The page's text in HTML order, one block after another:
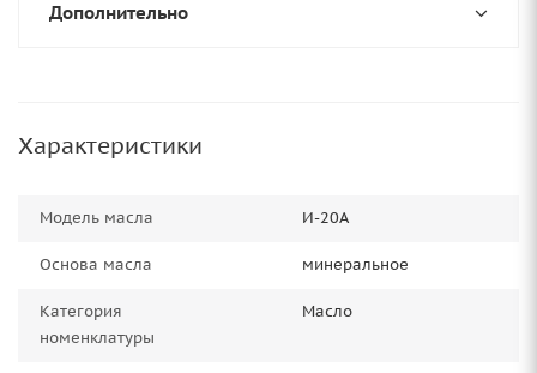
Дополнительно
Характеристики
Модель масла И-20А
Основа масла минеральное
Категория
номенклатуры
Масло